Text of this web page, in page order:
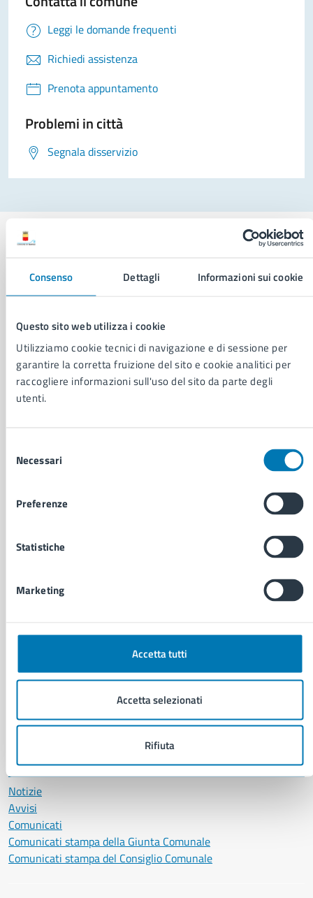
Consenso Dettagli Informazioni sui cookie
Questo sito web utilizza i cookie
Utilizziamo cookie tecnici di navigazione e di sessione per
garantire la corretta fruizione del sito e cookie analitici per
raccogliere informazioni sull'uso del sito da parte degli
utenti.
delNecessari
Preferenze
Statistiche
Marketing
Accetta tutti
Accetta selezionati
Rifiuta
Leggi le domande frequenti
Richiedi assistenza
Prenota appuntamento
Problemi in città
Segnala disservizio
Comune di Napoli
AMMINISTRAZIONE
Aree amministrative
Organi di governo
Municipalità
Uffici
Personale amministrativo
Documenti e dati
Ambiente
Autorizzazioni
Educazione e formazione
Giustizia e sicurezza pubblica
Imprese e commercio
Vita lavorativa
NOVITÀ
Notizie
Avvisi
Comunicati
Comunicati stampa della Giunta Comunale
Comunicati stampa del Consiglio Comunale